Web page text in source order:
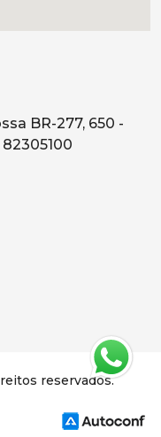
BR-277, 650 -
reservados.